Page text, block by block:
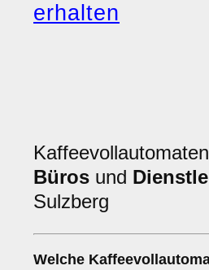
erhalten
Büros und
Sulzberg
Welche